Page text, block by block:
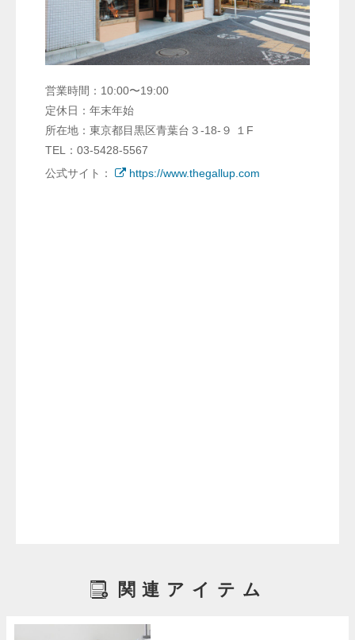
営業時間：10:00〜19:00
定休日：年末年始
所在地：東京都目黒区⻘葉台３-18-９ １F
TEL：03-5428-5567
公式サイト：
https://www.thegallup.com
関連アイテム